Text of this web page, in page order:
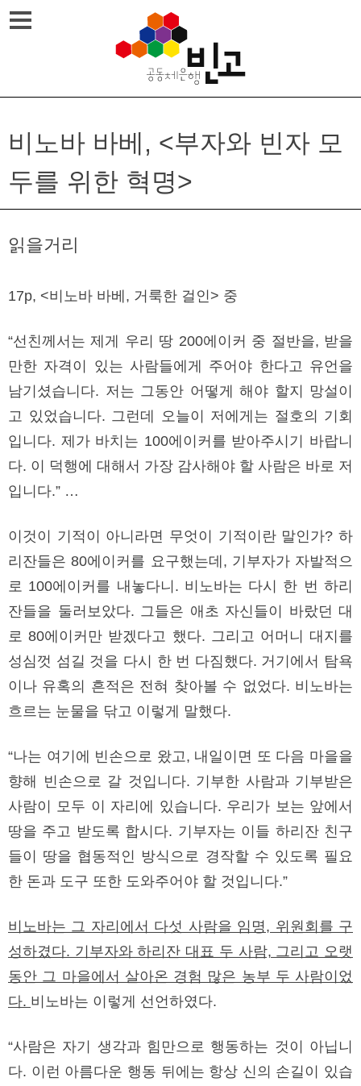
Skip
to
비노바 바베, <부자와 빈자 모
두를 위한 혁명>
읽을거리
17p, <비노바 바베, 거룩한 걸인> 중
“선친께서는 제게 우리 땅 200에이커 중 절반을, 받을
만한 자격이 있는 사람들에게 주어야 한다고 유언을
남기셨습니다. 저는 그동안 어떻게 해야 할지 망설이
고 있었습니다. 그런데 오늘이 저에게는 절호의 기회
입니다. 제가 바치는 100에이커를 받아주시기 바랍니
다. 이 덕행에 대해서 가장 감사해야 할 사람은 바로 저
입니다.” …
이것이 기적이 아니라면 무엇이 기적이란 말인가? 하
리잔들은 80에이커를 요구했는데, 기부자가 자발적으
로 100에이커를 내놓다니. 비노바는 다시 한 번 하리
잔들을 둘러보았다. 그들은 애초 자신들이 바랐던 대
로 80에이커만 받겠다고 했다. 그리고 어머니 대지를
성심껏 섬길 것을 다시 한 번 다짐했다. 거기에서 탐욕
이나 유혹의 흔적은 전혀 찾아볼 수 없었다. 비노바는
흐르는 눈물을 닦고 이렇게 말했다.
“나는 여기에 빈손으로 왔고, 내일이면 또 다음 마을을
향해 빈손으로 갈 것입니다. 기부한 사람과 기부받은
사람이 모두 이 자리에 있습니다. 우리가 보는 앞에서
땅을 주고 받도록 합시다. 기부자는 이들 하리잔 친구
들이 땅을 협동적인 방식으로 경작할 수 있도록 필요
한 돈과 도구 또한 도와주어야 할 것입니다.”
비노바는 그 자리에서 다섯 사람을 임명, 위원회를 구
성하겼다. 기부자와 하리잔 대표 두 사람, 그리고 오랫
동안 그 마을에서 살아온 경험 많은 농부 두 사람이었
다. 비노바는 이렇게 선언하였다.
“사람은 자기 생각과 힘만으로 행동하는 것이 아닙니
다. 이런 아름다운 행동 뒤에는 항상 신의 손길이 있습